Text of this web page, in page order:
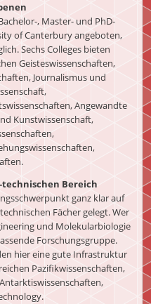
, Master- und PhD-
of Canterbury angeboten,
Sechs Colleges bieten
Geisteswissenschaften,
Journalismus und
Angewandte
Kunstwissenschaft,
Bereich
ganz klar auf
Fächer gelegt. Wer
und Molekularbiologie
Forschungsgruppe.
hier eine gute Infrastruktur
Pazifikwissenschaften,